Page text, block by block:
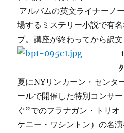
アルバムの英文ライナーノ
場するミステリー小説で有
ブ。講座が終わってから訳文
夏にNYリンカーン・センタ
ールで開催した特別コンサ
ぐ”でのフラナガン・トリオ
ケニー・ワシントン）の名